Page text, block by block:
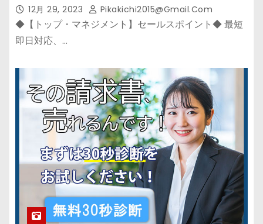
12月 29, 2023 Pikakichi2015@gmail.com
◆【トップ・マネジメント】セールスポイント◆ 最短
即日対応、…